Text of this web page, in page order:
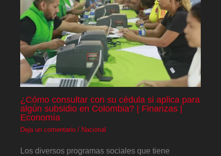
¿Cómo consultar con su cédula si aplica para
algún subsidio en Colombia? | Finanzas |
Economía
Deja un comentario / Nacional
Los diversos programas sociales que tiene